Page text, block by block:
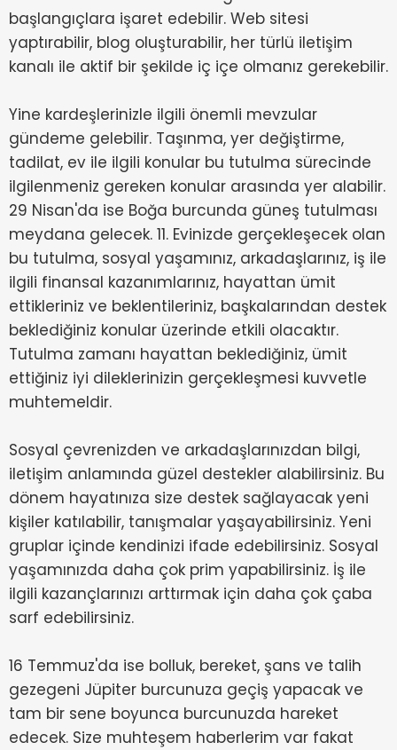
başlangıçlara işaret edebilir. Web sitesi
yaptırabilir, blog oluşturabilir, her türlü iletişim
kanalı ile aktif bir şekilde iç içe olmanız gerekebilir.
Yine kardeşlerinizle ilgili önemli mevzular
gündeme gelebilir. Taşınma, yer değiştirme,
tadilat, ev ile ilgili konular bu tutulma sürecinde
ilgilenmeniz gereken konular arasında yer alabilir.
29 Nisan'da ise Boğa burcunda güneş tutulması
meydana gelecek. 11. Evinizde gerçekleşecek olan
bu tutulma, sosyal yaşamınız, arkadaşlarınız, iş ile
ilgili finansal kazanımlarınız, hayattan ümit
ettikleriniz ve beklentileriniz, başkalarından destek
beklediğiniz konular üzerinde etkili olacaktır.
Tutulma zamanı hayattan beklediğiniz, ümit
ettiğiniz iyi dileklerinizin gerçekleşmesi kuvvetle
muhtemeldir.
Sosyal çevrenizden ve arkadaşlarınızdan bilgi,
iletişim anlamında güzel destekler alabilirsiniz. Bu
dönem hayatınıza size destek sağlayacak yeni
kişiler katılabilir, tanışmalar yaşayabilirsiniz. Yeni
gruplar içinde kendinizi ifade edebilirsiniz. Sosyal
yaşamınızda daha çok prim yapabilirsiniz. İş ile
ilgili kazançlarınızı arttırmak için daha çok çaba
sarf edebilirsiniz.
16 Temmuz'da ise bolluk, bereket, şans ve talih
gezegeni Jüpiter burcunuza geçiş yapacak ve
tam bir sene boyunca burcunuzda hareket
edecek. Size muhteşem haberlerim var fakat